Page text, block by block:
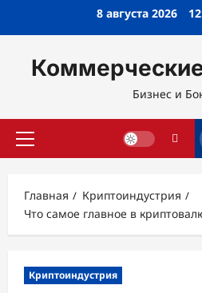
8 августа 2026
Бизнес и
Основное
Главная
Криптоиндустрия
Что самое главное в
Криптоиндустрия